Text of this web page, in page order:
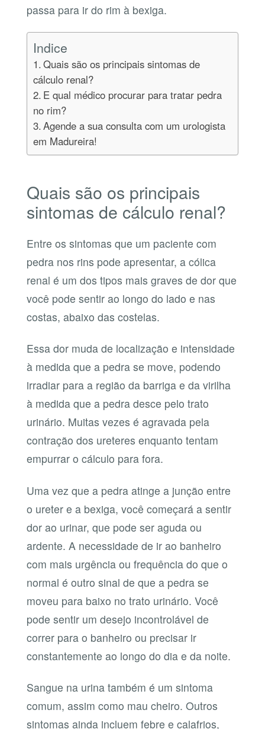
passa para ir do rim à bexiga.
Indice
Quais são os principais sintomas de
cálculo renal?
E qual médico procurar para tratar pedra
no rim?
Agende a sua consulta com um urologista
em Madureira!
Quais são os principais
sintomas de cálculo renal?
Entre os sintomas que um paciente com
pedra nos rins pode apresentar, a cólica
renal é um dos tipos mais graves de dor que
você pode sentir ao longo do lado e nas
costas, abaixo das costelas.
Essa dor muda de localização e intensidade
à medida que a pedra se move, podendo
irradiar para a região da barriga e da virilha
à medida que a pedra desce pelo trato
urinário. Muitas vezes é agravada pela
contração dos ureteres enquanto tentam
empurrar o cálculo para fora.
Uma vez que a pedra atinge a junção entre
o ureter e a bexiga, você começará a sentir
dor ao urinar, que pode ser aguda ou
ardente. A necessidade de ir ao banheiro
com mais urgência ou frequência do que o
normal é outro sinal de que a pedra se
moveu para baixo no trato urinário. Você
pode sentir um desejo incontrolável de
correr para o banheiro ou precisar ir
constantemente ao longo do dia e da noite.
Sangue na urina também é um sintoma
comum, assim como mau cheiro. Outros
sintomas ainda incluem febre e calafrios,